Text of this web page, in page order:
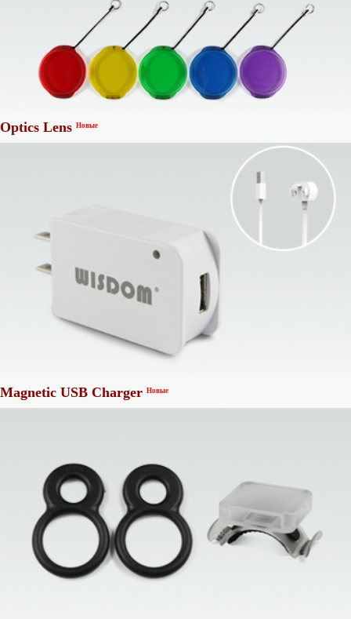
Optics Lens Новые
Magnetic USB Charger Новые